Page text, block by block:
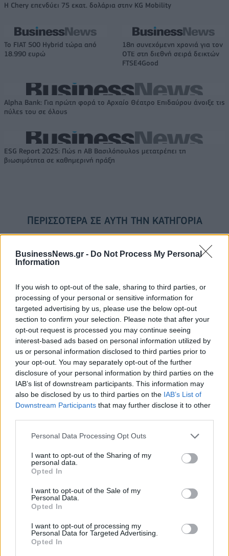
BusinessNews.gr - Do Not Process My Personal
Information
If you wish to opt-out of the sale, sharing to third parties, or
processing of your personal or sensitive information for
targeted advertising by us, please use the below opt-out
section to confirm your selection. Please note that after your
opt-out request is processed you may continue seeing
interest-based ads based on personal information utilized by
us or personal information disclosed to third parties prior to
your opt-out. You may separately opt-out of the further
disclosure of your personal information by third parties on the
IAB’s list of downstream participants. This information may
also be disclosed by us to third parties on the IAB’s List of
Downstream Participants that may further disclose it to other
Personal Data Processing Opt Outs
I want to opt-out of the Sharing of my
personal data.
Opted In
I want to opt-out of the Sale of my
Personal Data.
Opted In
I want to opt-out of processing my
Personal Data for Targeted Advertising.
Opted In
Η Chery επενδύει 75 εκατ. δολάρια στην KG Mobility
Το FIAT 500 Hybrid τώρα από
18.990 ευρώ
18η συνεχόμενη χρονιά για τον
ΟΤΕ στη διεθνή σειρά δεικτών
FTSE4Good
Alpha Bank: Για πρώτη φορά το Αρχαίο Θέατρο Επιδαύρου άνοιξε τις
πύλες του σε όλους
ESG Report 2025: Πώς η ΑΒ Βασιλόπουλος μετατρέπει τη
βιωσιμότητα σε καθημερινή πράξη
ΠΕΡΙΣΣΌΤΕΡΑ ΣΕ ΑΥΤΉ ΤΗΝ ΚΑΤΗΓΟΡΊΑ
Οι πτωχευμένες
Ολυμπιακή Αεροπορία και
Ολυμπιακές Αερογραμμές
ανάμεσα στους
μεγαλύτερους οφειλέτες
του δημοσίου
ΟΣΥ: Αναζητά νέο
αμαξοστάσιο για να
μεταστεγαστεί από το
Ελληνικό
07/12/2017 - 02:00